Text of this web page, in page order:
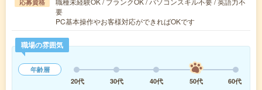
応募資格
要
PC基本操作やお客様対応ができればOKです
職場の雰囲気
年齢層
20代
30代 40代 50代
60代